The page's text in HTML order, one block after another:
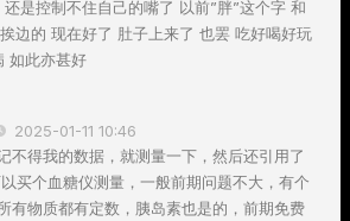
还是控制不住自己的嘴了 以前”胖”这个字 和
边的 现在好了 肚子上来了 也罢 吃好喝好玩
如此亦甚好
2025-01-11 10:46
不得我的数据，就测量一下，然后还引用了
买个血糖仪测量，一般前期问题不大，有个
有物质都有定数，胰岛素也是的，前期免费